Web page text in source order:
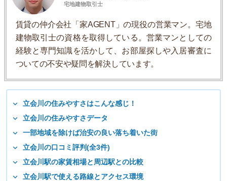
宅地建物取引士
賃貸の仲介会社「家AGENT」の現役の営業マン。宅地
建物取引士の資格を取得している。営業マンとしての
経験と専門知識を活かして、お部屋探しや入居審査に
ついての不安や疑問を解決しています。
立会川の住みやすさはこんな感じ！
立会川の住みやすさデータ
一部地域を除けば治安の良い落ち着いた街
立会川の口コミ評判(全3件)
立会川駅の家賃相場と周辺駅との比較
立会川駅で使える路線とアクセス環境